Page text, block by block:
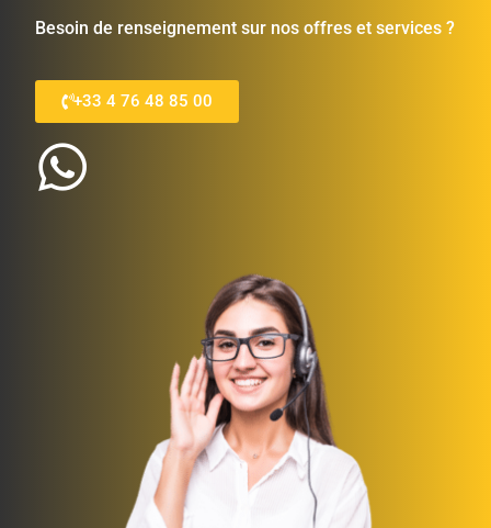
Besoin de renseignement sur nos offres et services ?
+33 4 76 48 85 00